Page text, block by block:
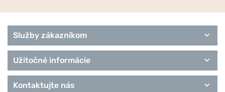
Služby zákazníkom
Užitočné informácie
Kontaktujte nás